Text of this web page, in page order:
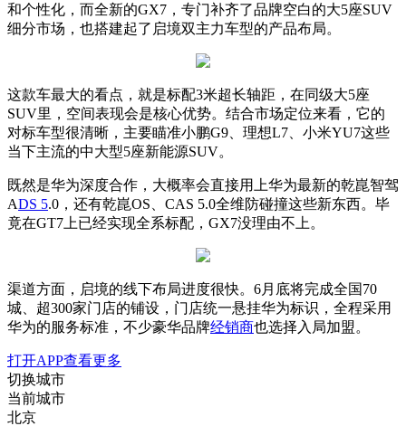
和个性化，而全新的GX7，专门补齐了品牌空白的大5座SUV
细分市场，也搭建起了启境双主力车型的产品布局。
这款车最大的看点，就是标配3米超长轴距，在同级大5座
SUV里，空间表现会是核心优势。结合市场定位来看，它的
对标车型很清晰，主要瞄准小鹏G9、理想L7、小米YU7这些
当下主流的中大型5座新能源SUV。
既然是华为深度合作，大概率会直接用上华为最新的乾崑智驾
ADS 5.0，还有乾崑OS、CAS 5.0全维防碰撞这些新东西。毕
竟在GT7上已经实现全系标配，GX7没理由不上。
渠道方面，启境的线下布局进度很快。6月底将完成全国70
城、超300家门店的铺设，门店统一悬挂华为标识，全程采用
华为的服务标准，不少豪华品牌经销商也选择入局加盟。
打开APP查看更多
切换城市
当前城市
北京